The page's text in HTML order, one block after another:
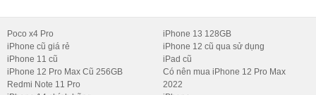
phóng đại 2.7:1.
Khả năng quay video 8K@30fps (phiên bản Trung Quốc).
Camera ultrawide 50MP:
Góc rộng 119˚, chụp phong cảnh và
nhóm đông người hoàn hảo.
Poco x4 Pro
iPhone cũ giá rẻ
iPhone 11 cũ
iPhone 12 Pro Max Cũ 256GB
Redmi Note 11 Pro
iPhone 13 128GB
iPhone 12 cũ qua sử dụng
iPad cũ
Có nên mua iPhone 12 Pro Max
2022